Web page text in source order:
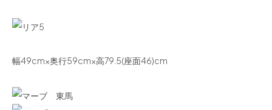
幅49cm×奥行59cm×高79.5(座面46)cm